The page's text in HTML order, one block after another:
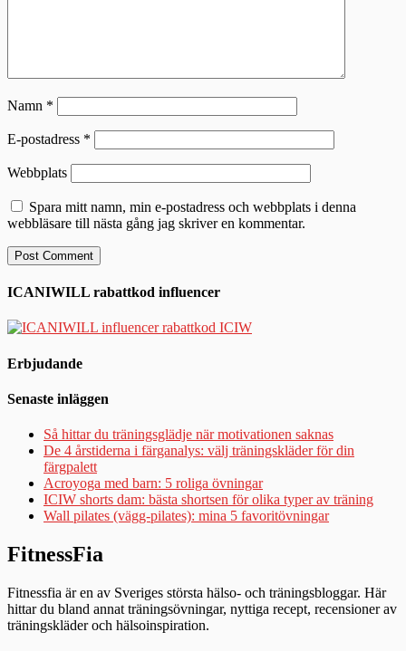
Namn *
E-postadress *
Webbplats
Spara mitt namn, min e-postadress och webbplats i denna
webbläsare till nästa gång jag skriver en kommentar.
ICANIWILL rabattkod influencer
Erbjudande
Senaste inläggen
Så hittar du träningsglädje när motivationen saknas
De 4 årstiderna i färganalys: välj träningskläder för din
färgpalett
Acroyoga med barn: 5 roliga övningar
ICIW shorts dam: bästa shortsen för olika typer av träning
Wall pilates (vägg-pilates): mina 5 favoritövningar
FitnessFia
Fitnessfia är en av Sveriges största hälso- och träningsbloggar. Här
hittar du bland annat träningsövningar, nyttiga recept, recensioner av
träningskläder och hälsoinspiration.